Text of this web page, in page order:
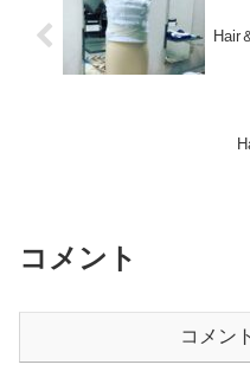
Hair
コメント
コメン